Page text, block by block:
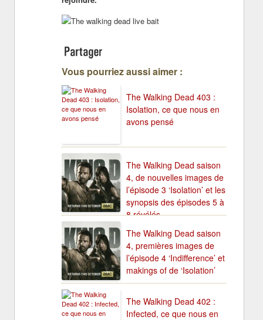
Vous pourriez aussi aimer :
The Walking Dead 403 :
Isolation, ce que nous en
avons pensé
The Walking Dead saison
4, de nouvelles images de
l’épisode 3 ‘Isolation’ et les
synopsis des épisodes 5 à
8 révélés
The Walking Dead saison
4, premières images de
l’épisode 4 ‘Indifference’ et
makings of de ‘Isolation’
The Walking Dead 402 :
Infected, ce que nous en